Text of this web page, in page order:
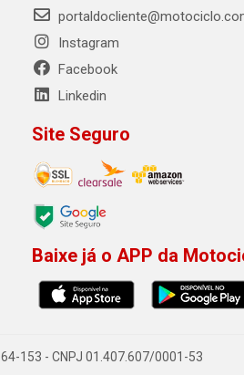
Instagram
Facebook
Linkedin
Site Seguro
Baixe já o APP da
153 - CNPJ 01.407.607/0001-53